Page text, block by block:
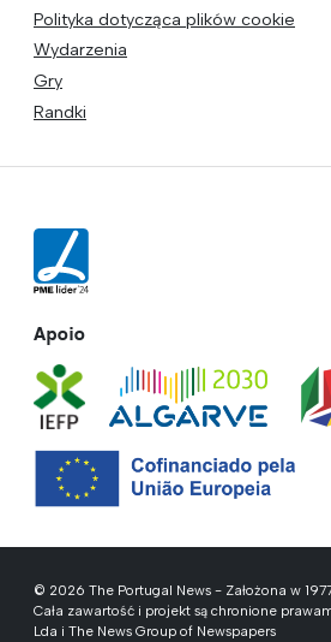
Polityka dotycząca plików cookie
Wydarzenia
Gry
Randki
Apoio
© 2026 The Portugal News - Założona w
Cała zawartość i projekt są chronione
Lda i The News Group of Newspapers